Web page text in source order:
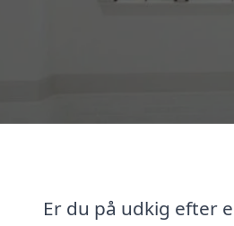
Er du på udkig efter